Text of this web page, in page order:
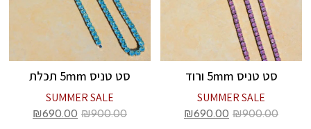
סט טניס 5mm ורוד
SUMMER SALE
₪900.00
₪690.00
סט טניס 5mm תכלת
SUMMER SALE
₪900.00
₪690.00